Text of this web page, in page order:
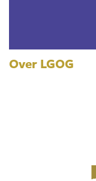
Over LGOG